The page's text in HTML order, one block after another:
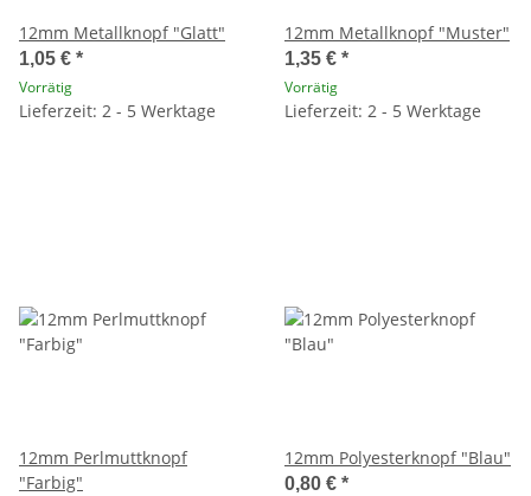
12mm Metallknopf "Glatt"
1,05 € *
Vorrätig
Lieferzeit: 2 - 5 Werktage
12mm Metallknopf "Muster"
1,35 € *
Vorrätig
Lieferzeit: 2 - 5 Werktage
12mm Perlmuttknopf
"Farbig"
12mm Polyesterknopf "Blau"
0,80 € *